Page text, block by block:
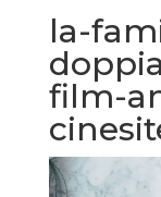
la-
film-